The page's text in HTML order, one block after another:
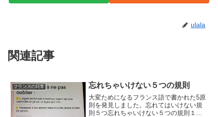
ulala
関連記事
フランスの日常 忘れちゃいけない５つの規則
大変ためになるフランス語で書かれた5原
則を発見しました。忘れてはいけない規
則５つ忘れちゃいけない５つの規則１・